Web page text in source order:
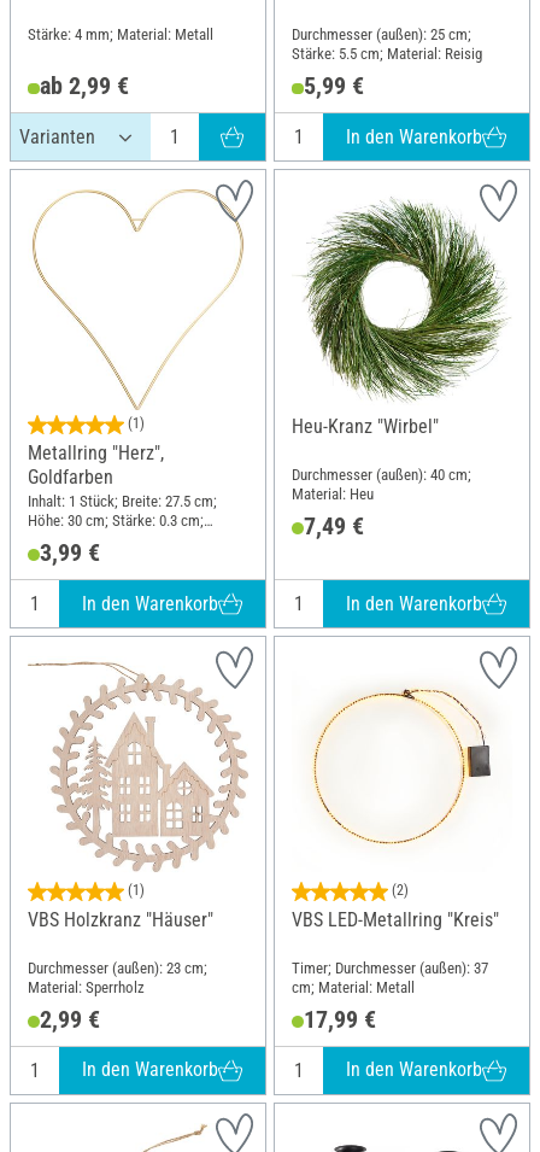
Stärke: 4 mm; Material: Metall
ab 2,99 €
Durchmesser (außen): 25 cm;
Stärke: 5.5 cm; Material: Reisig
5,99 €
In den Warenkorb
(1)
Metallring "Herz",
Goldfarben
Inhalt: 1 Stück; Breite: 27.5 cm;
Höhe: 30 cm; Stärke: 0.3 cm;
3,99 €
In den Warenkorb
Heu-Kranz "Wirbel"
Durchmesser (außen): 40 cm;
Material: Heu
7,49 €
In den Warenkorb
(1)
VBS Holzkranz "Häuser"
Durchmesser (außen): 23 cm;
Material: Sperrholz
2,99 €
In den Warenkorb
(2)
VBS LED-Metallring "Kreis"
Timer; Durchmesser (außen): 37
cm; Material: Metall
17,99 €
In den Warenkorb